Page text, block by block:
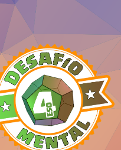
Skip to main content